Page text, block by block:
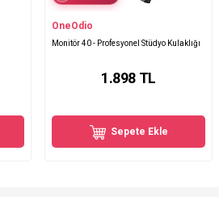
OneOdio
Monitör 40 - Profesyonel Stüdyo Kulaklığı
1.898 TL
Sepete Ekle